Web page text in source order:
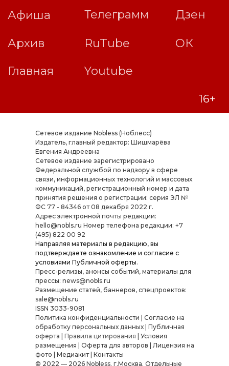
Сетевое издание Nobless (Ноблесс)
Издатель, главный редактор: Шишмарёва
Евгения Андреевна
Cетевое издание зарегистрировано
Федеральной службой по надзору в сфере
связи, информационных технологий и массовых
коммуникаций, регистрационный номер и дата
принятия решения о регистрации: серия ЭЛ №
ФС 77 - 84346 от 08 декабря 2022 г.
Адрес электронной почты редакции:
hello@nobls.ru Номер телефона редакции: +7
(495) 822 00 92
Направляя материалы в редакцию, вы
подтверждаете ознакомление и согласие с
условиями Публичной оферты.
Пресс-релизы, анонсы событий, материалы для
прессы: news@nobls.ru
Размещение статей, баннеров, спецпроектов:
sale@nobls.ru
ISSN 3033-9081
Политика конфиденциальности
Согласие на
обработку персональных данных| Публичная
оферта
Правила цитирования
Условия
размещения
Оферта для авторов |Лицензия на
фото
Медиакит| Контакты
© 2022 — 2026 Nobless. г.Москва. Отдельные